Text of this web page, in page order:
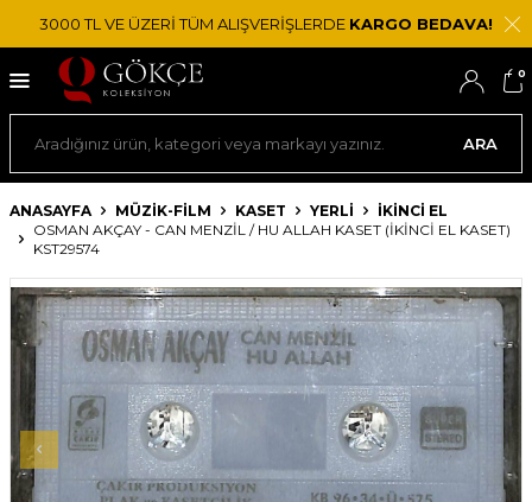
3000 TL VE ÜZERİ TÜM ALIŞVERİŞLERDE KARGO BEDAVA!
ARA
0
ANASAYFA MÜZİK-FİLM KASET YERLI
İKINCI EL
OSMAN AKÇAY - CAN MENZIL / HU ALLAH KASET (İKINCI EL KASET)
KST29574